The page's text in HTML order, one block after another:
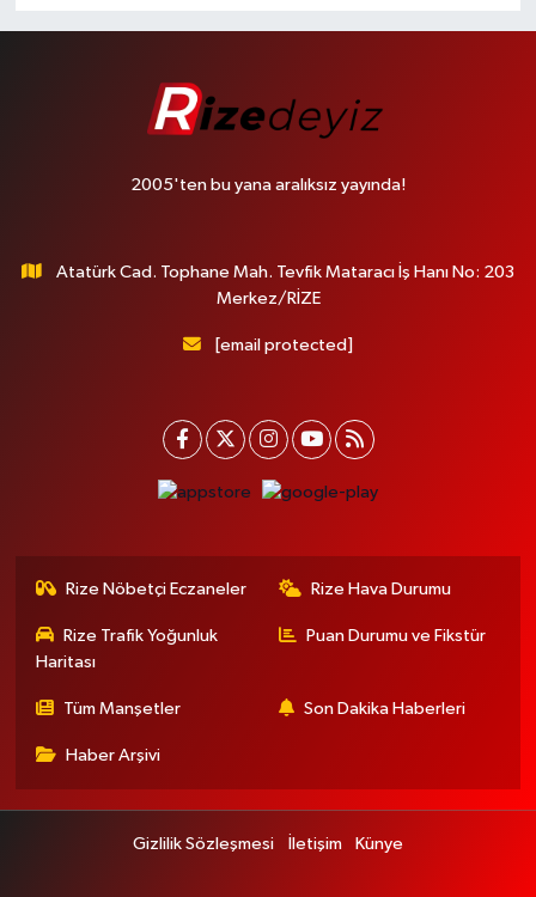
2005'ten bu yana aralıksız yayında!
Atatürk Cad. Tophane Mah. Tevfik Mataracı İş Hanı No: 203
Merkez/RİZE
[email protected]
Rize Nöbetçi Eczaneler Rize Hava Durumu
Rize Trafik Yoğunluk
Haritası
Puan Durumu ve Fikstür
Tüm Manşetler Son Dakika Haberleri
Haber Arşivi
Gizlilik Sözleşmesi İletişim Künye